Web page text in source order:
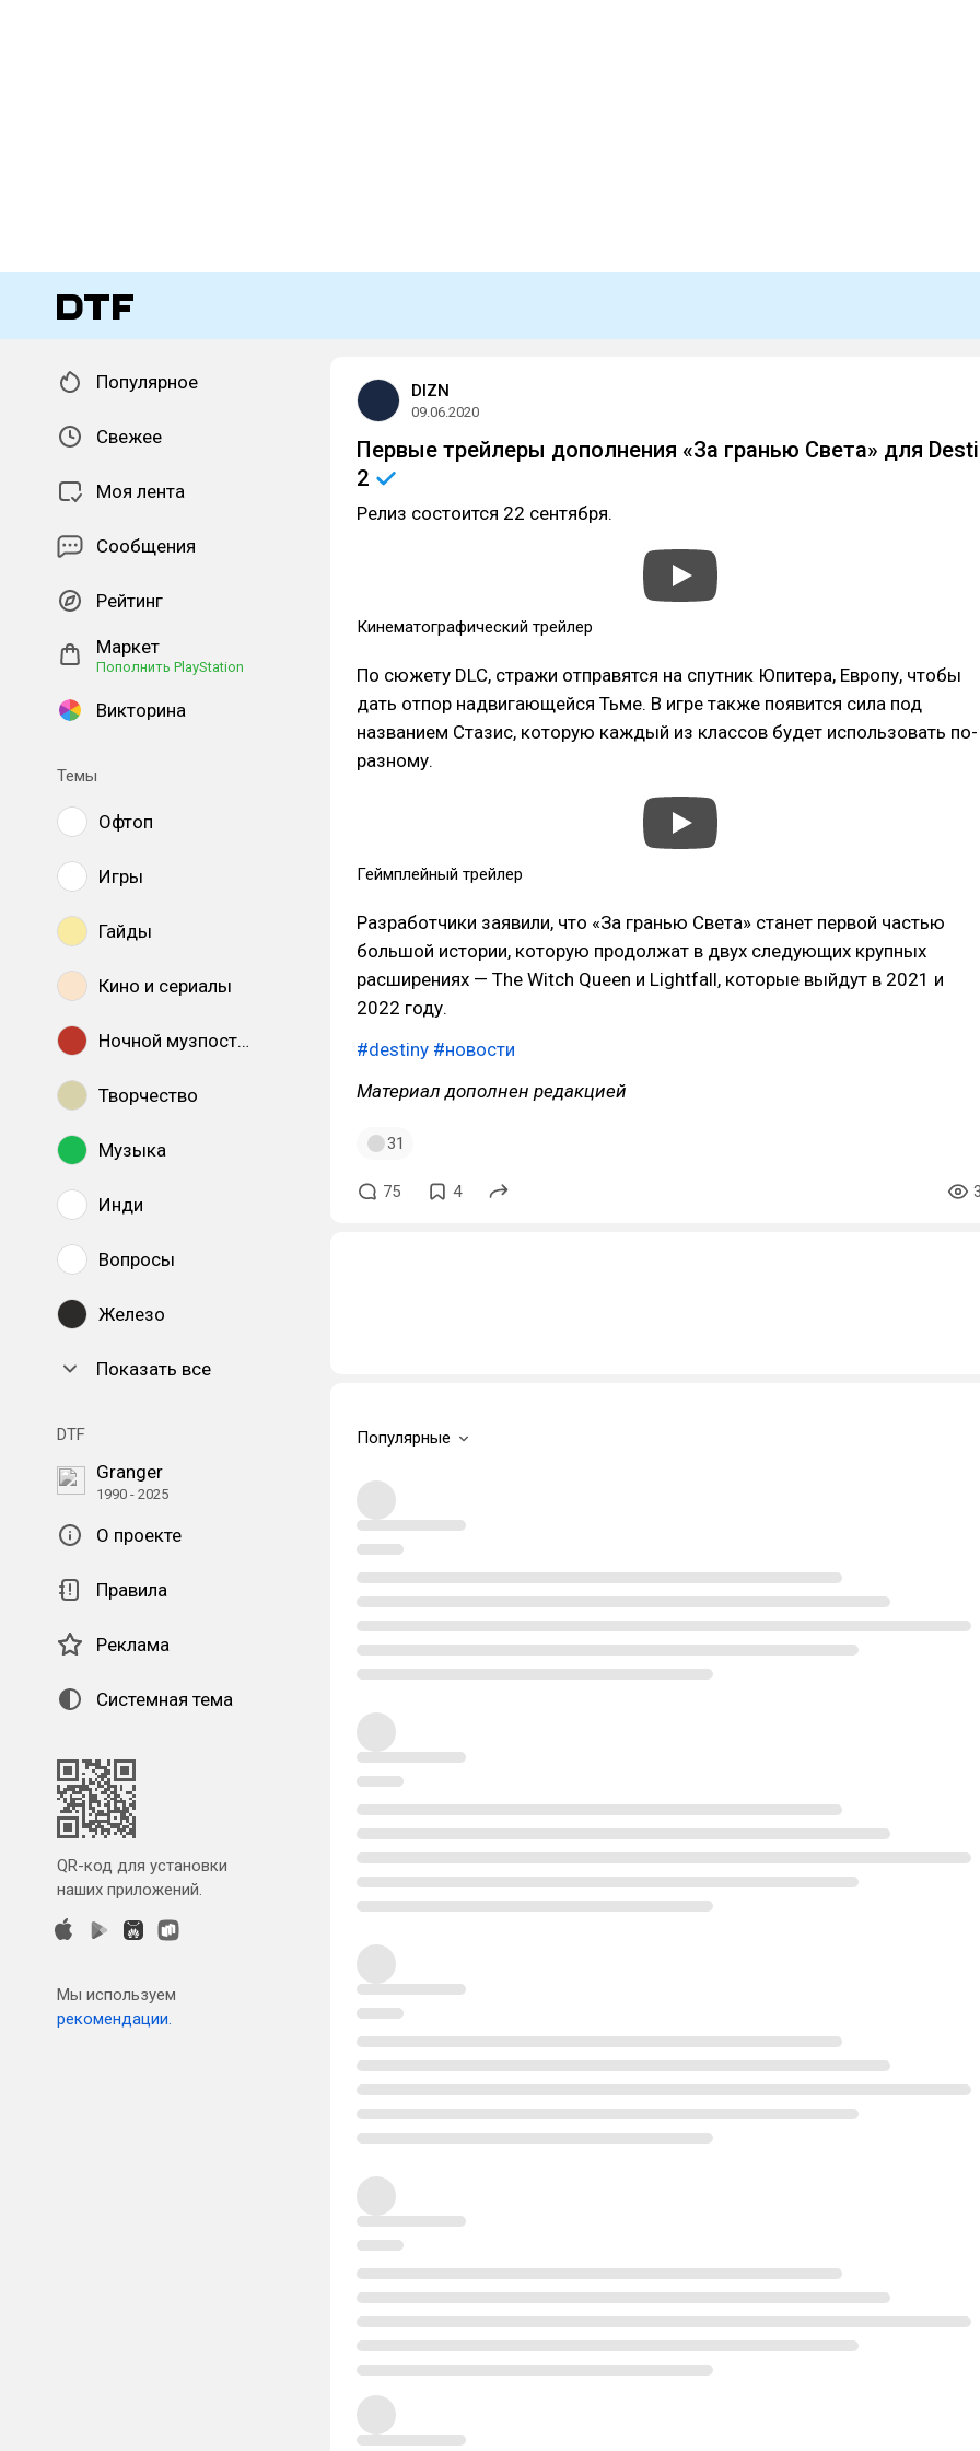
Популярное
Свежее
Моя лента
Сообщения
Рейтинг
Маркет
Пополнить PlayStation
Викторина
Темы
Офтоп
Игры
Гайды
Кино и сериалы
Ночной музпостинг
Творчество
Музыка
Инди
Вопросы
Железо
Показать все
DTF
Granger
1990 - 2025
О проекте
Правила
Реклама
Системная тема
QR-код для установки
наших приложений.
Мы используем
рекомендации.
DIZN
09.06.2020
Первые трейлеры дополнения «За гранью Света» для
2
Релиз состоится 22 сентября.
Кинематографический трейлер
По сюжету DLC, стражи отправятся на спутник Юпитера, Европу, чтобы
дать отпор надвигающейся Тьме. В игре также появится сила под
названием Стазис, которую каждый из классов будет использовать по-
разному.
Геймплейный трейлер
Разработчики заявили, что «За гранью Света» станет первой частью
большой истории, которую продолжат в двух следующих крупных
расширениях — The Witch Queen и Lightfall, которые выйдут в 2021 и
2022 году.
#destiny #новости
Материал дополнен редакцией
31
75 4
Популярные